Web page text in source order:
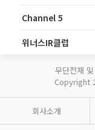
Channel 5
위너스IR클럽
무단전재
Copyright
회사소개